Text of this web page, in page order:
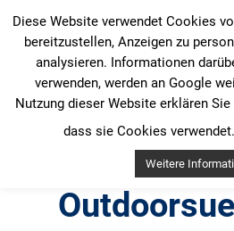
Inhalt
springen
Diese Website verwendet Cookies
bereitzustellen, Anzeigen zu
analysieren. Informationen
verwenden, werden an Google
Nutzung dieser Website erklären
dass sie Cookies verwendet.
Weitere